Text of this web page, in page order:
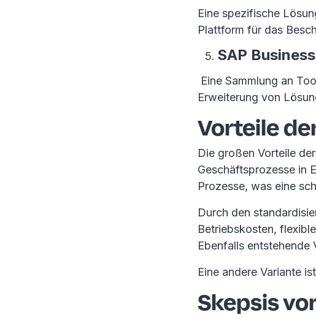
Eine spezifische
Plattform für das
SAP
Eine Sammlung an
Erweiterung von
Vorteile
Die großen Vorteile
Geschäftsprozesse in
Prozesse, was eine
Durch den
Betriebskosten,
Ebenfalls entstehende
Eine andere Variante
Skepsis